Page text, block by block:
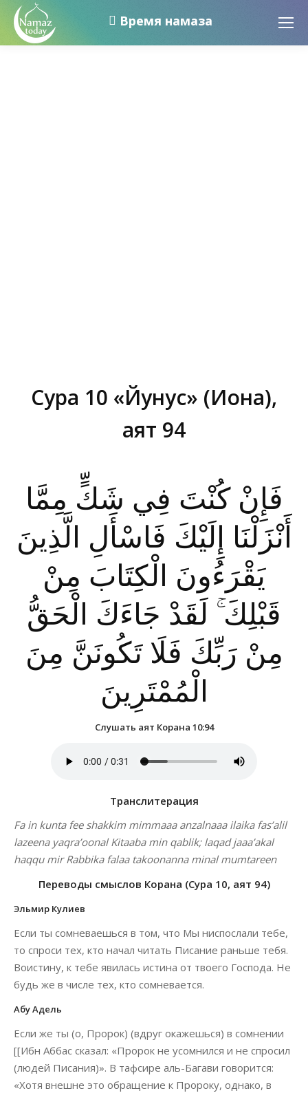
Время намаза
Сура 10 «Йунус» (Иона),
аят 94
فَإِنْ كُنْتَ فِي شَكٍّ مِمَّا
أَنْزَلْنَا إِلَيْكَ فَاسْأَلِ الَّذِينَ
يَقْرَءُونَ الْكِتَابَ مِنْ
قَبْلِكَ ۚ لَقَدْ جَاءَكَ الْحَقُّ
مِنْ رَبِّكَ فَلَا تَكُونَنَّ مِنَ
الْمُمْتَرِينَ
Слушать аят Корана 10:94
Транслитерация
Fa in kunta fee shakkim mimmaaa anzalnaaa ilaika fas’alil
lazeena yaqra’oonal Kitaaba min qablik; laqad jaaa’akal
haqqu mir Rabbika falaa takoonanna minal mumtareen
Переводы смыслов Корана (Сура 10, аят 94)
Эльмир Кулиев
Если ты сомневаешься в том, что Мы ниспослали тебе,
то спроси тех, кто начал читать Писание раньше тебя.
Воистину, к тебе явилась истина от твоего Господа. Не
будь же в числе тех, кто сомневается.
Абу Адель
Если же ты (о, Пророк) (вдруг окажешься) в сомнении
[[Ибн Аббас сказал: «Пророк не усомнился и не спросил
(людей Писания)». В тафсире аль-Багави говорится:
«Хотя внешне это обращение к Пророку, однако, в